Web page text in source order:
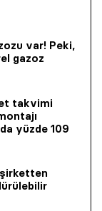
var! Peki,
gazoz
takvimi
yüzde 109